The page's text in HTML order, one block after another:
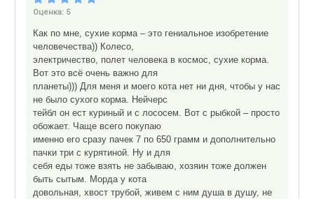
Оценка: 5
Как по мне, сухие корма – это гениальное изобретение
человечества)) Колесо,
электричество, полет человека в космос, сухие корма.
Вот это всё очень важно для
планеты))) Для меня и моего кота нет ни дня, чтобы у нас
не было сухого корма. Нейчерс
тейбл он ест куриный и с лососем. Вот с рыбкой – просто
обожает. Чаще всего покупаю
именно его сразу пачек 7 по 650 грамм и дополнительно
пачки три с курятиной. Ну и для
себя еды тоже взять не забываю, хозяин тоже должен
быть сытым. Морда у кота
довольная, хвост трубой, живем с ним душа в душу, не